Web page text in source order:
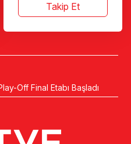
Takip Et
Off Final Etabı Başladı